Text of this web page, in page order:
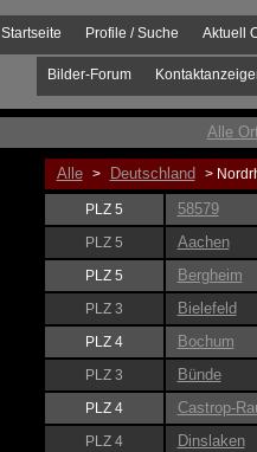
Aktuell
Profile / Suche
Startseite
Bilder-Forum
Alle
Alle > Deutschland >
PLZ 5 58579
PLZ 5 Aachen
PLZ 5 Bergheim
PLZ 3 Bielefeld
PLZ 4 Bochum
PLZ 3 Bünde
PLZ 4 Castrop-
PLZ 4 Dinslaken